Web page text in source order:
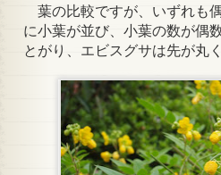
葉の比較ですが、いずれも
に小葉が並び、小葉の数が偶
とがり、エビスグサは先が丸